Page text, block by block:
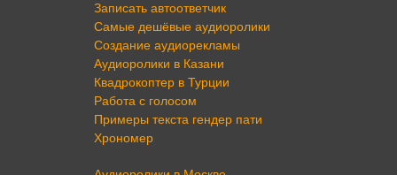
Записать автоответчик
Самые дешёвые аудиоролики
Создание аудиорекламы
Аудиоролики в Казани
Квадрокоптер в Турции
Работа с голосом
Примеры текста гендер пати
Хрономер